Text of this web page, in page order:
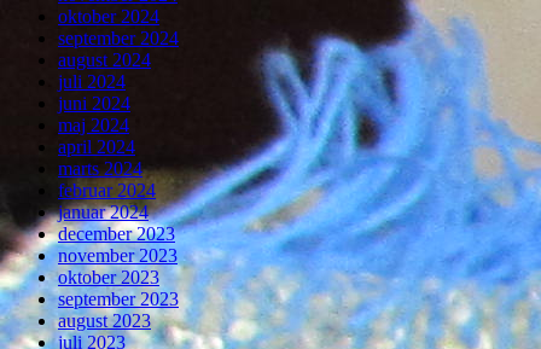
oktober 2024
september 2024
august 2024
juli 2024
juni 2024
maj 2024
april 2024
marts 2024
februar 2024
januar 2024
december 2023
november 2023
oktober 2023
september 2023
august 2023
juli 2023